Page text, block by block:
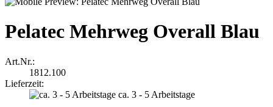
Pelatec Mehrweg Overall Blau
Art.Nr.:
1812.100
Lieferzeit:
ca. 3 - 5 Arbeitstage